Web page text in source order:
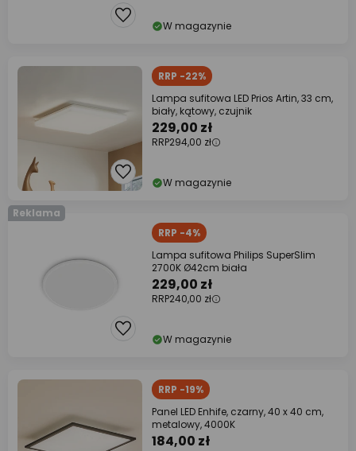
W magazynie
RRP -22%
Lampa sufitowa LED Prios Artin, 33 cm,
biały, kątowy, czujnik
229,00 zł
RRP294,00 zł
W magazynie
Reklama
RRP -4%
Lampa sufitowa Philips SuperSlim
2700K Ø42cm biała
229,00 zł
RRP240,00 zł
W magazynie
RRP -19%
Panel LED Enhife, czarny, 40 x 40 cm,
metalowy, 4000K
184,00 zł